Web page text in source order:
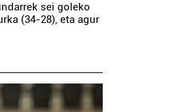
sei goleko
(34-28), eta agur